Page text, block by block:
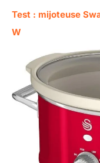
Test : mijoteuse
W